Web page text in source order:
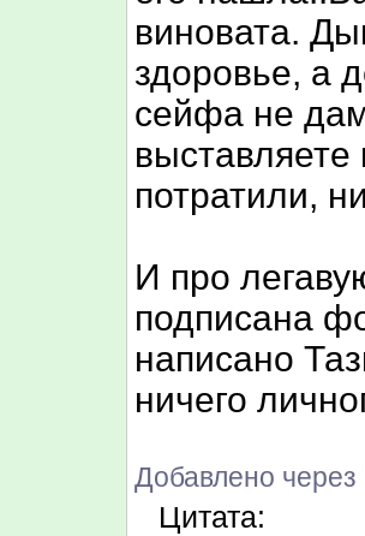
виновата.
здоровье, а
сейфа не
выставляете
потратили,
И про
подписана
написано
ничего
Добавлено через
Цитата: